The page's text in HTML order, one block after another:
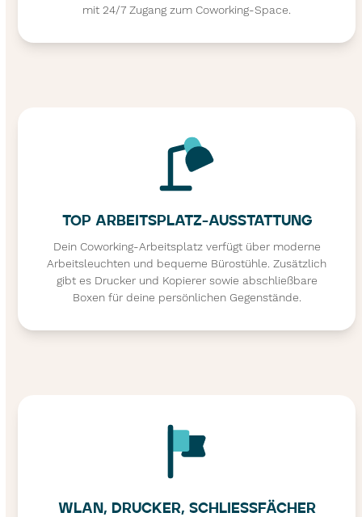
mit 24/7 Zugang zum Coworking-Space.
TOP ARBEITSPLATZ-­AUSSTATTUNG
Dein Coworking-Arbeitsplatz verfügt über moderne
Arbeitsleuchten und bequeme Bürostühle. Zusätzlich
gibt es Drucker und Kopierer sowie abschließbare
Boxen für deine persönlichen Gegenstände.
WLAN, DRUCKER, SCHLIESSFÄCHER